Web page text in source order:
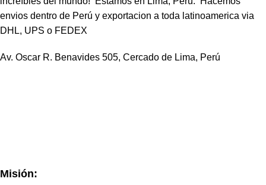
envios dentro de Perú y exportacion a toda latinoamerica via
DHL, UPS o FEDEX
Av. Oscar R. Benavides 505, Cercado de Lima, Perú
Misión: